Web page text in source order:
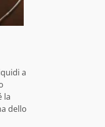
a
la
dello